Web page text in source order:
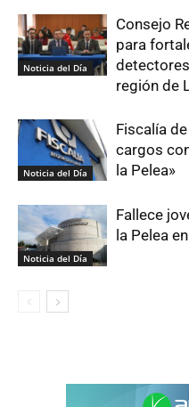
Noticia del Día
Consejo
para
región de
Noticia del Día
Fiscalía
cargos
la Pelea»
Noticia del Día
Fallece
la Pelea